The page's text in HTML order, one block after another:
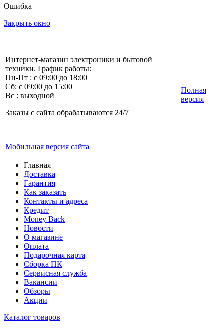
Ошибка
Закрыть окно
Интернет-магазин электроники и бытовой
техники. График работы:
Пн-Пт : с 09:00 до 18:00
Сб: с 09:00 до 15:00
Вс : выходной
Заказы с сайта обрабатываются 24/7
Мобильная версия сайта
Полная
версия
Главная
Доставка
Гарантия
Как заказать
Контакты и адреса
Кредит
Money Back
Новости
О магазине
Оплата
Подарочная карта
Сборка ПК
Сервисная служба
Вакансии
Обзоры
Акции
Каталог товаров